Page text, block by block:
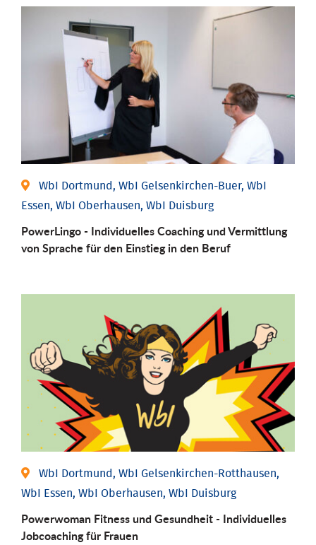
WbI Dortmund, WbI Gelsenkirchen-Buer, WbI
Essen, WbI Oberhausen, WbI Duisburg
PowerLingo - Individuelles Coaching und Vermittlung
von Sprache für den Einstieg in den Beruf
WbI Dortmund, WbI Gelsenkirchen-Rotthausen,
WbI Essen, WbI Oberhausen, WbI Duisburg
Powerwoman Fitness und Gesund­heit - Individu­elles
Job­coaching für Frauen